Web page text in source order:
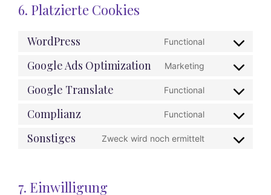
6. Platzierte Cookies
WordPress Functional
Consent
service
wordpress
Google Ads Optimization Marketing
Consent
service
google-
optimization
Google Translate Functional
Consent
service
google-
Complianz Functional
Consent
service
Sonstiges Zweck wird noch ermittelt
Consent
7. Einwilligung